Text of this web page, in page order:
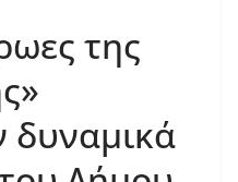
της
δυναμικά